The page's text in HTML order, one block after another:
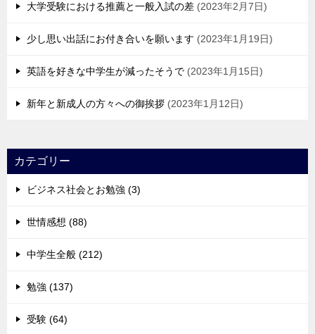
大学受験における推薦と一般入試の差 2023年2月7日
少し思い出話にお付き合いを願います 2023年1月19日
英語を好きな中学生が減ったそうで 2023年1月15日
新年と新成人の方々への御挨拶 2023年1月12日
カテゴリー
ビジネス社会とお勉強 (3)
世情感想 (88)
中学生全般 (212)
勉強 (137)
受験 (64)